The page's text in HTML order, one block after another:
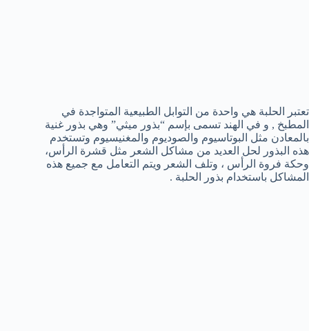
تعتبر الحلبة هي واحدة من التوابل الطبيعية المتواجدة في
المطبخ , و في الهند تسمى بإسم “بذور ميثي” وهي بذور غنية
بالمعادن مثل البوتاسيوم والصوديوم والمغنيسيوم وتستخدم
هذه البذور لحل العديد من مشاكل الشعر مثل قشرة الرأس،
وحكة فروة الرأس ، وتلف الشعر ويتم التعامل مع جميع هذه
المشاكل باستخدام بذور الحلبة .